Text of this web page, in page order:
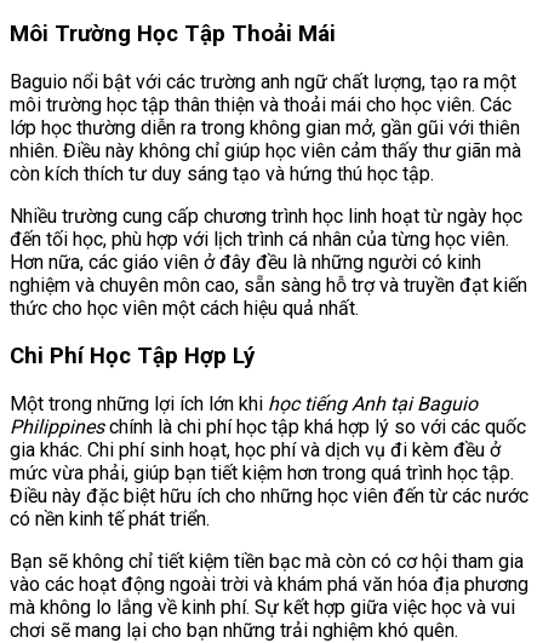
Môi Trường Học Tập Thoải Mái
Baguio nổi bật với các trường anh ngữ chất lượng, tạo ra một
môi trường học tập thân thiện và thoải mái cho học viên. Các
lớp học thường diễn ra trong không gian mở, gần gũi với thiên
nhiên. Điều này không chỉ giúp học viên cảm thấy thư giãn mà
còn kích thích tư duy sáng tạo và hứng thú học tập.
Nhiều trường cung cấp chương trình học linh hoạt từ ngày học
đến tối học, phù hợp với lịch trình cá nhân của từng học viên.
Hơn nữa, các giáo viên ở đây đều là những người có kinh
nghiệm và chuyên môn cao, sẵn sàng hỗ trợ và truyền đạt kiến
thức cho học viên một cách hiệu quả nhất.
Chi Phí Học Tập Hợp Lý
Một trong những lợi ích lớn khi học tiếng Anh tại Baguio
Philippineschính là chi phí học tập khá hợp lý so với các quốc
gia khác. Chi phí sinh hoạt, học phí và dịch vụ đi kèm đều ở
mức vừa phải, giúp bạn tiết kiệm hơn trong quá trình học tập.
Điều này đặc biệt hữu ích cho những học viên đến từ các nước
có nền kinh tế phát triển.
Bạn sẽ không chỉ tiết kiệm tiền bạc mà còn có cơ hội tham gia
vào các hoạt động ngoài trời và khám phá văn hóa địa phương
mà không lo lắng về kinh phí. Sự kết hợp giữa việc học và vui
chơi sẽ mang lại cho bạn những trải nghiệm khó quên.